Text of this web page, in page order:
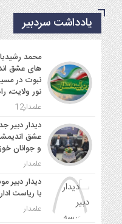
یادداشت سردبیر
محمد
های عشق
نبوت در
نور ولایت،
علمدار12
دیدار دبیر
عشق
و جوانان
علمدار
دیدار
با ریاست
علمدار